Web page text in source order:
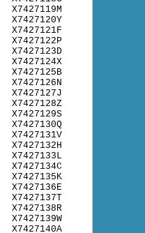
X7427119M
X7427120Y
X7427121F
X7427122P
X7427123D
X7427124X
X7427125B
X7427126N
X7427127J
X7427128Z
X7427129S
X7427130Q
X7427131V
X7427132H
X7427133L
X7427134C
X7427135K
X7427136E
X7427137T
X7427138R
X7427139W
X7427140A